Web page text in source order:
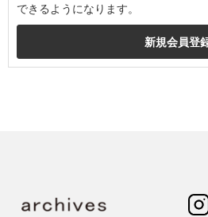
できるようになります。